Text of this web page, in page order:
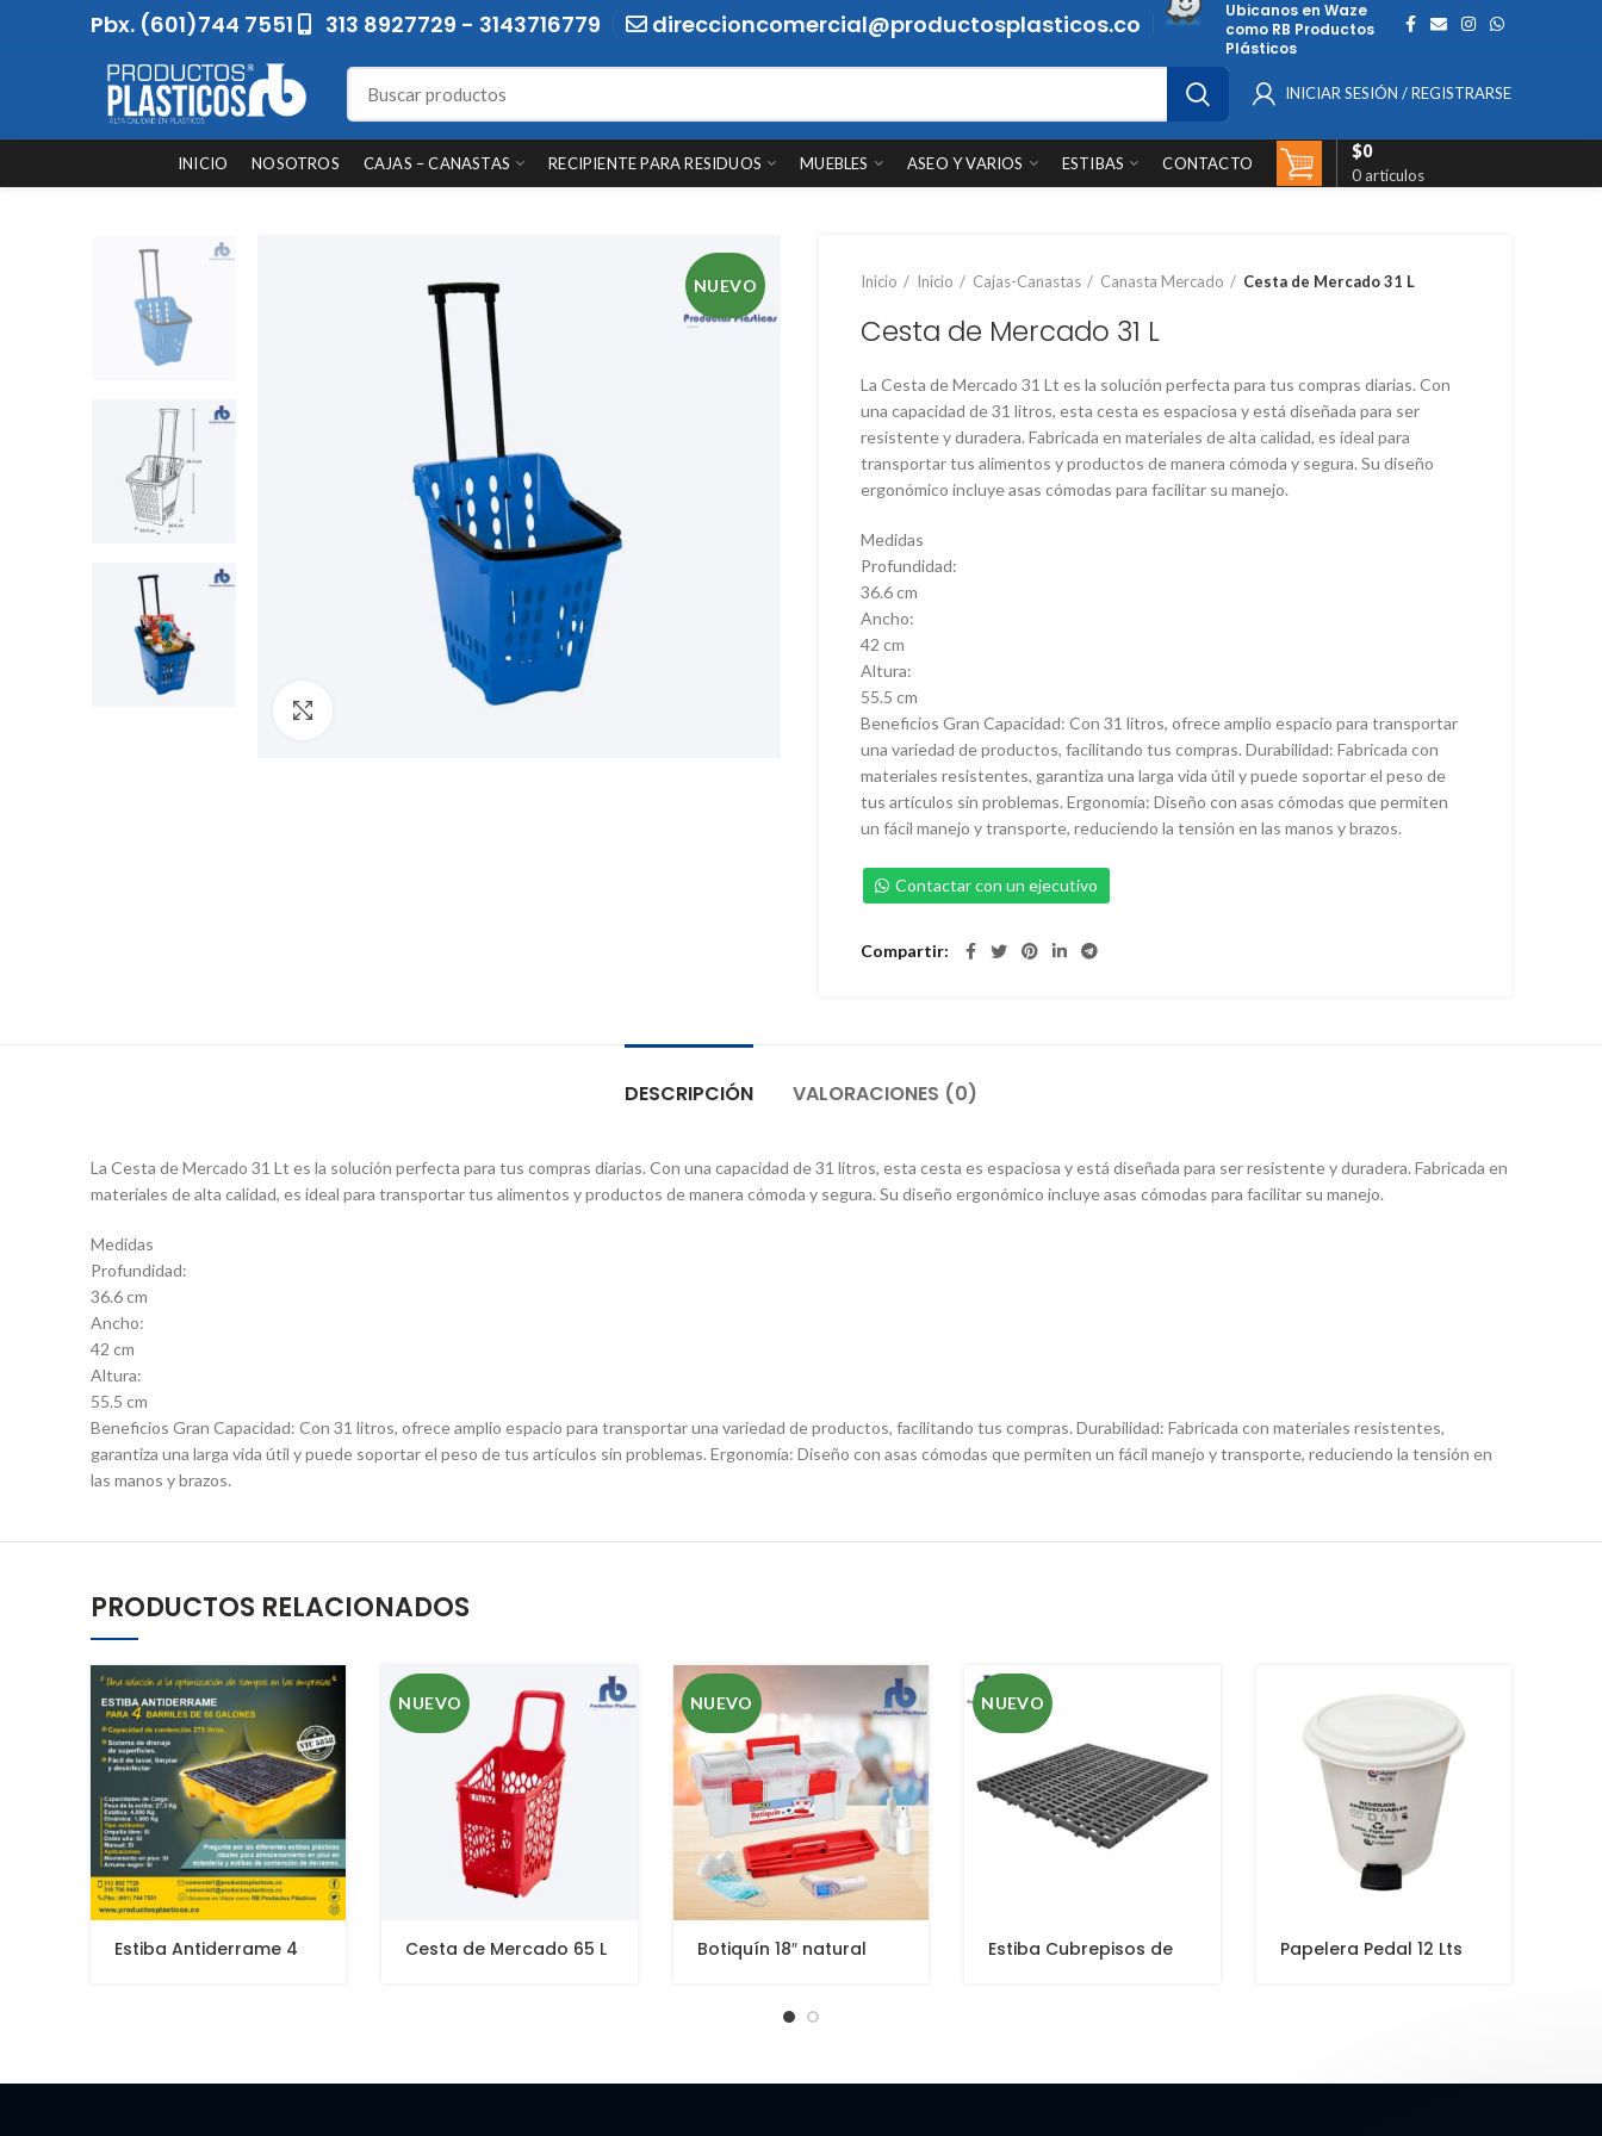
Pbx. (601)744 7551 313 8927729 - 3143716779 direccioncomercial@productosplasticos.co
Ubicanos en Waze
como RB Productos
Plásticos
INICIAR SESIÓN / REGISTRARSE
INICIO NOSOTROS CAJAS – CANASTAS RECIPIENTE PARA RESIDUOS MUEBLES ASEO Y VARIOS ESTIBAS CONTACTO
0 artículos
$0
NUEVO Inicio Inicio Cajas-Canastas Canasta Mercado Cesta de Mercado 31 L
Cesta de Mercado 31 L
La Cesta de Mercado 31 Lt es la solución perfecta para tus compras diarias. Con
una capacidad de 31 litros, esta cesta es espaciosa y está diseñada para ser
resistente y duradera. Fabricada en materiales de alta calidad, es ideal para
transportar tus alimentos y productos de manera cómoda y segura. Su diseño
ergonómico incluye asas cómodas para facilitar su manejo.
Medidas
Profundidad:
36.6 cm
Ancho:
42 cm
Altura:
55.5 cm
Beneficios Gran Capacidad: Con 31 litros, ofrece amplio espacio para transportar
una variedad de productos, facilitando tus compras. Durabilidad: Fabricada con
materiales resistentes, garantiza una larga vida útil y puede soportar el peso de
tus artículos sin problemas. Ergonomía: Diseño con asas cómodas que permiten
un fácil manejo y transporte, reduciendo la tensión en las manos y brazos.
Contactar con un ejecutivo
Compartir
DESCRIPCIÓN VALORACIONES (0)
La Cesta de Mercado 31 Lt es la solución perfecta para tus compras diarias. Con una capacidad de 31 litros, esta cesta es espaciosa y está diseñada para ser resistente y duradera. Fabricada en
materiales de alta calidad, es ideal para transportar tus alimentos y productos de manera cómoda y segura. Su diseño ergonómico incluye asas cómodas para facilitar su manejo.
Medidas
Profundidad:
36.6 cm
Ancho:
42 cm
Altura:
55.5 cm
Beneficios Gran Capacidad: Con 31 litros, ofrece amplio espacio para transportar una variedad de productos, facilitando tus compras. Durabilidad: Fabricada con materiales resistentes,
garantiza una larga vida útil y puede soportar el peso de tus artículos sin problemas. Ergonomía: Diseño con asas cómodas que permiten un fácil manejo y transporte, reduciendo la tensión en
las manos y brazos.
PRODUCTOS RELACIONADOS
Estiba Antiderrame 4
NUEVO
Cesta de Mercado 65 L
NUEVO
Botiquín 18″ natural
NUEVO
Estiba Cubrepisos de
Papelera Pedal 12 Lts